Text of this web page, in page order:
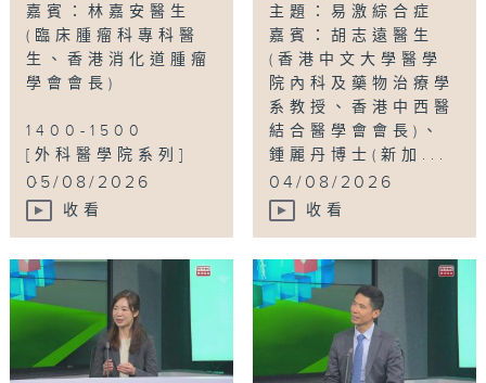
嘉賓：林嘉安醫生
(臨床腫瘤科專科醫
生、香港消化道腫瘤
學會會長)
1400-1500
[外科醫學院系列]
...
05/08/2026
收看
主題：易激綜合症
嘉賓：胡志遠醫生
(香港中文大學醫學
院內科及藥物治療學
系教授、香港中西醫
結合醫學會會長)、
鍾麗丹博士(新加...
04/08/2026
收看